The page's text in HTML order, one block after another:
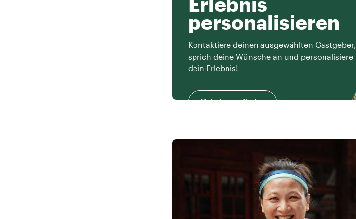
personalisieren
Kontaktiere deinen ausgewählten Gastgeber,
sprich deine Wünsche an und personalisiere
dein Erlebnis!
Mehr herausfinden